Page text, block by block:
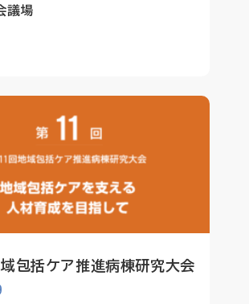
ー
ブ
わせ
情報について
医に関わる研修
議場
包括ケア推進病棟研究大会